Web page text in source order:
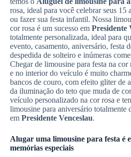
rosa, ideal para você celebrar seus 15
ou fazer sua festa infantil. Nossa
cor rosa é um sucesso em Presidente
totalmente personalizada, ideal para
evento, casamento, aniversário, festa
despedida de solteiro e inúmeras
Chegar de limousine para festa na cor
e no interior do veículo é muito
bancos de couro, com efeito gliter de
da iluminação do teto que muda de
veículo personalizado na cor rosa e
limousine para aniversário totalmente
em Presidente Venceslau.
Alugar uma limousine para festa é
memórias especiais